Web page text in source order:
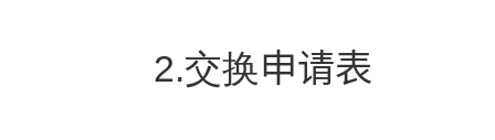
2.交换申请表